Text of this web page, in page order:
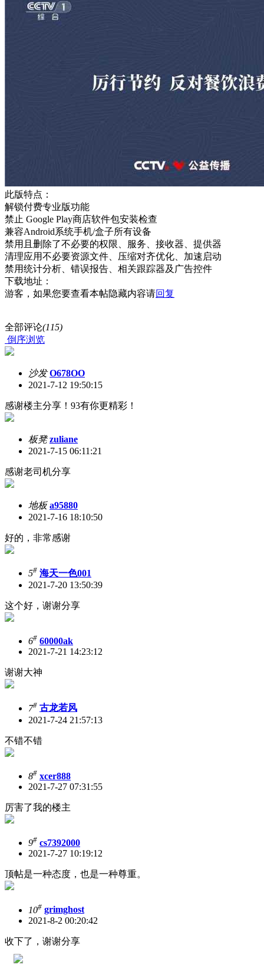
此版特点：
解锁付费专业版功能
禁止 Google Play商店软件包安装检查
兼容Android系统手机/盒子所有设备
禁用且删除了不必要的权限、服务、接收器、提供器
清理应用不必要资源文件、压缩对齐优化、加速启动
禁用统计分析、错误报告、相关跟踪器及广告控件
下载地址：
游客，如果您要查看本帖隐藏内容请回复
全部评论(115)
倒序浏览
沙发 O678OO
2021-7-12 19:50:15
感谢楼主分享！93有你更精彩！
板凳 zuliane
2021-7-15 06:11:21
感谢老司机分享
地板 a95880
2021-7-16 18:10:50
好的，非常感谢
5# 海天一色001
2021-7-20 13:50:39
这个好，谢谢分享
6# 60000ak
2021-7-21 14:23:12
谢谢大神
7# 古龙若风
2021-7-24 21:57:13
不错不错
8# xcer888
2021-7-27 07:31:55
厉害了我的楼主
9# cs7392000
2021-7-27 10:19:12
顶帖是一种态度，也是一种尊重。
10# grimghost
2021-8-2 00:20:42
收下了，谢谢分享